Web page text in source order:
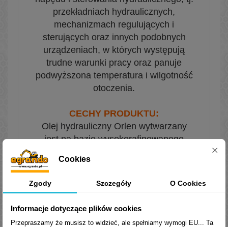
przekładniach hydraulicznych,
mechanizmach regulujących i
sterujących oraz innych podobnych
urządzeniach, w których występują
trudne warunki pracy oraz panuje
podwyższona temperatura i wilgotność
otoczenia.
CECHY PRODUKTU:
Olej hydrauliczny Orlen wytwarzany
jest na bazie wysokorafinowanego
dobranych dodatków
odpowiednie własności antykorozyjne,
przeciwutleniające. Zapewnia ochronę i
Cookies
Zgody Szczegóły O Cookies
Informacje dotyczące plików cookies
Przepraszamy że musisz to widzieć, ale spełniamy wymogi EU... Ta